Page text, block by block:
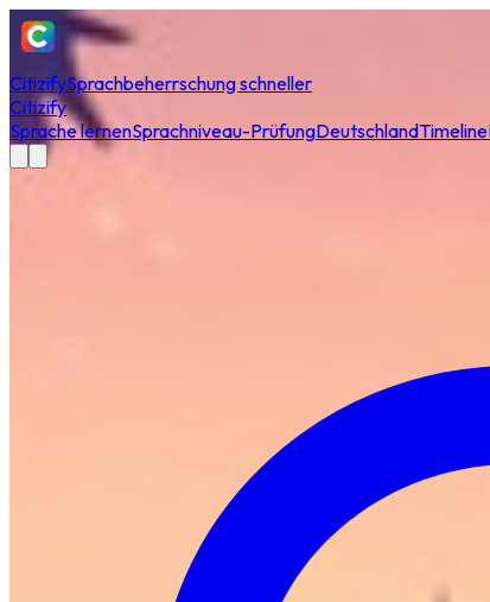
CitizifySprachbeherrschung schneller
Citizify
Sprache lernenSprachniveau-PrüfungDeutschlandTimeline